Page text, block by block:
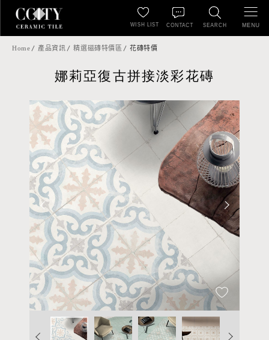
SEARCH
WISH LIST CONTACT MENU
Home 產品資訊 精選磁磚特價區 花磚特價
娜莉亞復古拼接淡彩花磚